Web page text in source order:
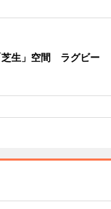
芝生」空間 ラグビー